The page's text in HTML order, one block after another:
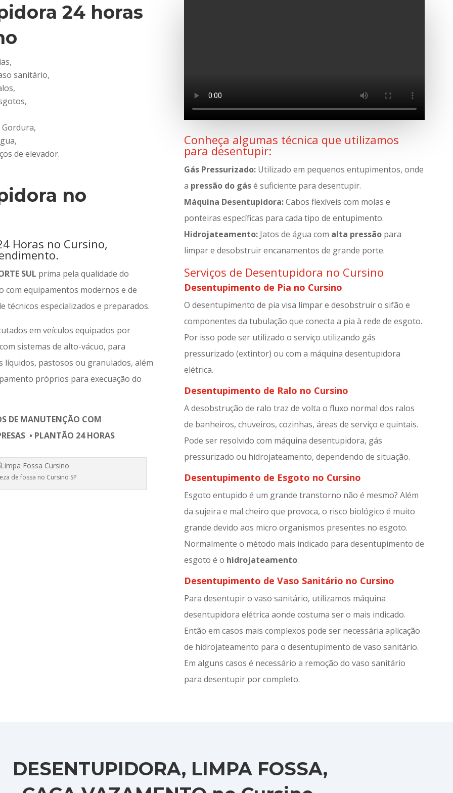
24 horas
sanitário,
Gordura,
de elevador.
no
Horas no Cursino,
SUL prima pela qualidade do
com equipamentos modernos e de
técnicos especializados e preparados.
em veículos equipados por
sistemas de alto-vácuo, para
pastosos ou granulados, além
próprios para execuação do
DE MANUTENÇÃO COM
• PLANTÃO 24 HORAS
de fossa no Cursino SP
Conheça algumas técnica que utilizamos
para desentupir:
Gás Pressurizado: Utilizado em pequenos entupimentos, onde
a pressão do gásé suficiente para desentupir.
Máquina Desentupidora:Cabos flexíveis com molas e
ponteiras específicas para cada tipo de entupimento.
Hidrojateamento: Jatos de água com alta pressão para
limpar e desobstruir encanamentos de grande porte.
Serviços de Desentupidora no Cursino
Desentupimento de Pia no Cursino
O desentupimento de pia visa limpar e desobstruir o sifão e
componentes da tubulação que conecta a pia à rede de esgoto.
Por isso pode ser utilizado o serviço utilizando gás
pressurizado (extintor) ou com a máquina desentupidora
elétrica.
Desentupimento de Ralo no Cursino
A desobstrução de ralo traz de volta o fluxo normal dos ralos
de banheiros, chuveiros, cozinhas, áreas de serviço e quintais.
Pode ser resolvido com máquina desentupidora, gás
pressurizado ou hidrojateamento, dependendo de situação.
Desentupimento de Esgoto no Cursino
Esgoto entupido é um grande transtorno não é mesmo? Além
da sujeira e mal cheiro que provoca, o risco biológico é muito
grande devido aos micro organismos presentes no esgoto.
Normalmente o método mais indicado para desentupimento de
esgoto é o hidrojateamento.
Desentupimento de Vaso Sanitário no Cursino
Para desentupir o vaso sanitário, utilizamos máquina
desentupidora elétrica aonde costuma ser o mais indicado.
Então em casos mais complexos pode ser necessária aplicação
de hidrojateamento para o desentupimento de vaso sanitário.
Em alguns casos é necessário a remoção do vaso sanitário
para desentupir por completo.
DESENTUPIDORA, LIMPA FOSSA,